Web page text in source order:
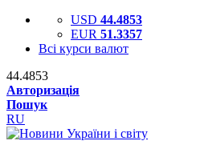
USD 44.4853
EUR 51.3357
Всі курси валют
44.4853
Авторизація
Пошук
RU